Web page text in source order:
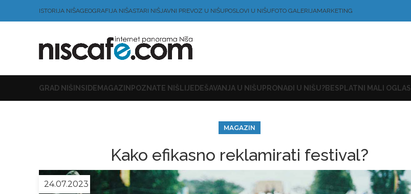
ISTORIJA NIŠAGEOGRAFIJA NIŠASTARI NIŠJAVNI PREVOZ U NIŠUPOSLOVI U NIŠUFOTO GALERIJAMARKETING
GRAD NIŠ INSIDE MAGAZIN POZNATE NIŠLIJE DEŠAVANJA U NIŠU PRONAĐI U NIŠU?BESPLATNI MALI OGLASI
MAGAZIN
Kako efikasno reklamirati festival?
24.07.2023